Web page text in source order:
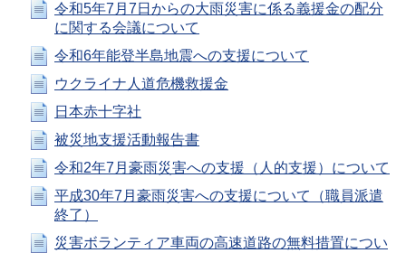
令和5年7月7日からの大雨災害に係る義援金の配分
に関する会議について
令和6年能登半島地震への支援について
ウクライナ人道危機救援金
日本赤十字社
被災地支援活動報告書
令和2年7月豪雨災害への支援（人的支援）について
平成30年7月豪雨災害への支援について（職員派遣
終了）
災害ボランティア車両の高速道路の無料措置につい